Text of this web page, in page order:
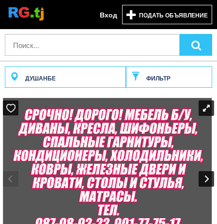
Вход ПОДАТЬ ОБЪЯВЛЕНИЕ
ДУШАНБЕ ФИЛЬТР